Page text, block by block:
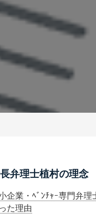
弁理士植村の理念
企業・ﾍﾞﾝﾁｬｰ専門弁理
た理由